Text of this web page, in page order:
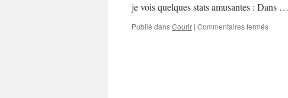
je vois quelques stats amusantes : Dans …
Publié dansCourir | Commentaires ferméssur